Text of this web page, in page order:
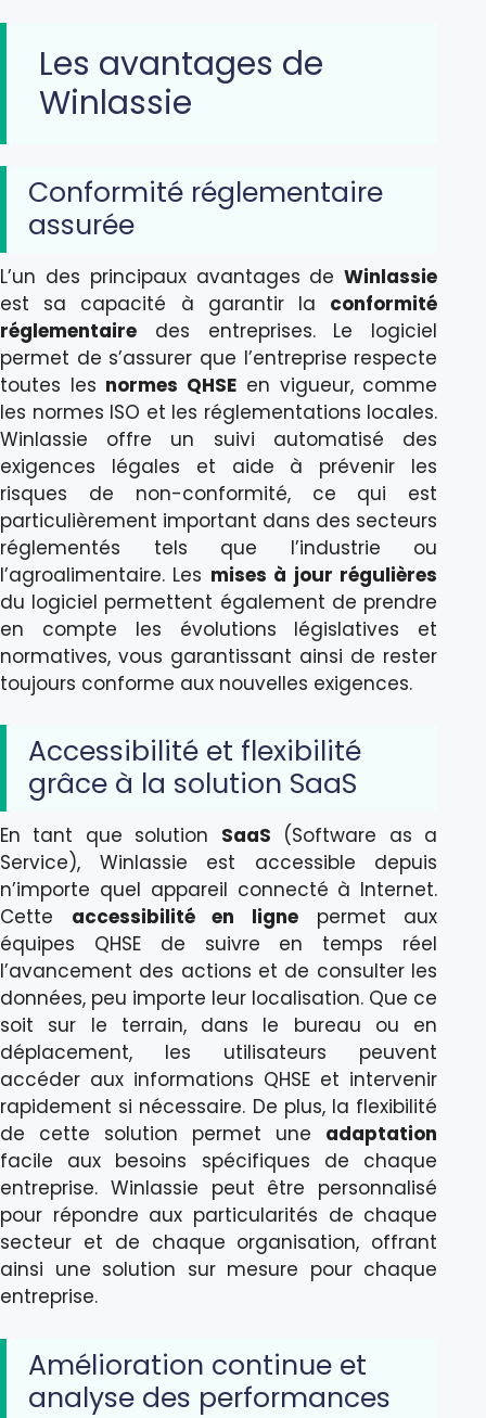
Les avantages de
Winlassie
Conformité réglementaire
assurée
L’un des principaux avantages deWinlassie
est sa capacité à garantir la conformité
réglementaire des entreprises. Le logiciel
permet de s’assurer que l’entreprise respecte
toutes les normes QHSE en vigueur, comme
les normes ISO et les réglementations locales.
Winlassie offre un suivi automatisé des
exigences légales et aide à prévenir les
risques de non-conformité, ce qui est
particulièrement important dans des secteurs
réglementés tels que l’industrie ou
l’agroalimentaire. Les mises à jour régulières
du logiciel permettent également de prendre
en compte les évolutions législatives et
normatives, vous garantissant ainsi de rester
toujours conforme aux nouvelles exigences.
Accessibilité et flexibilité
grâce à la solution SaaS
En tant que solution SaaS (Software as a
Service), Winlassie est accessible depuis
n’importe quel appareil connecté à Internet.
Cette accessibilité en lignepermet aux
équipes QHSE de suivre en temps réel
l’avancement des actions et de consulter les
données, peu importe leur localisation. Que ce
soit sur le terrain, dans le bureau ou en
déplacement, les utilisateurs peuvent
accéder aux informations QHSE et intervenir
rapidement si nécessaire. De plus, la flexibilité
de cette solution permet une adaptation
facile aux besoins spécifiques de chaque
entreprise. Winlassie peut être personnalisé
pour répondre aux particularités de chaque
secteur et de chaque organisation, offrant
ainsi une solution sur mesure pour chaque
entreprise.
Amélioration continue et
analyse des performances